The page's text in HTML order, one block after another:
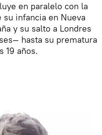
en paralelo con la
infancia en Nueva
y su salto a Londres
hasta su prematura
19 años.